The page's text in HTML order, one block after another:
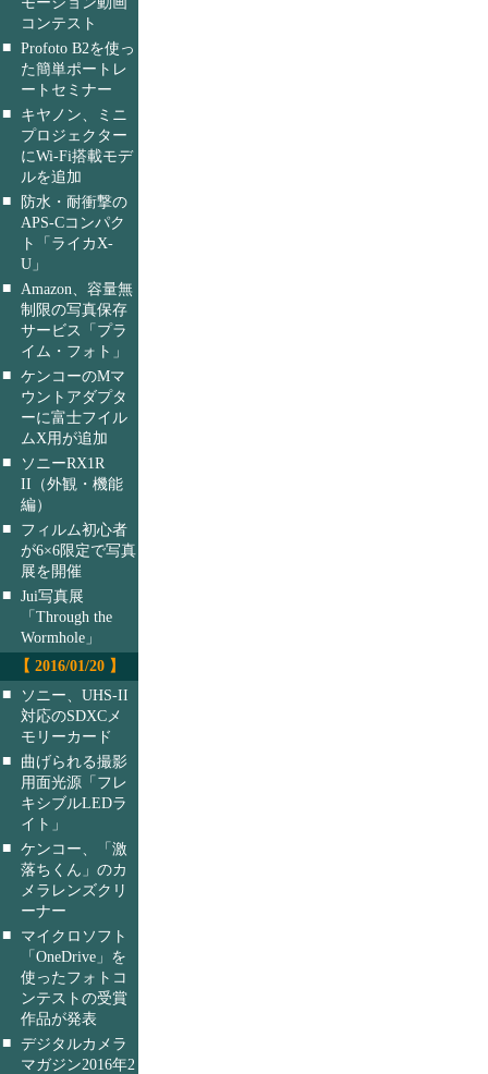
コンテスト
■ Profoto B2を使っ
た簡単ポートレ
ートセミナー
■
キヤノン、ミニ
プロジェクター
にWi-Fi搭載モデ
ルを追加
■
防水・耐衝撃の
APS-Cコンパク
ト「ライカX-
U」
■
Amazon、容量無
制限の写真保存
サービス「プラ
イム・フォト」
■ ケンコーのMマ
ウントアダプタ
ーに富士フイル
ムX用が追加
■
ソニーRX1R
II（外観・機能
編）
■
フィルム初心者
が6×6限定で写真
展を開催
■ Jui写真展
「Through the
Wormhole」
【 2016/01/20 】
■
ソニー、UHS-II
対応のSDXCメ
モリーカード
■
曲げられる撮影
用面光源「フレ
キシブルLEDラ
イト」
■ ケンコー、「激
落ちくん」のカ
メラレンズクリ
ーナー
■
マイクロソフト
「OneDrive」を
使ったフォトコ
ンテストの受賞
作品が発表
■ デジタルカメラ
マガジン2016年2